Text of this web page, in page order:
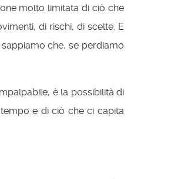
molto limitata di ciò che
di rischi, di scelte. E
che, se perdiamo
è la possibilità di
e di ciò che ci capita